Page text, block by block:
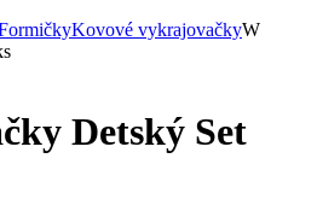
Kovové vykrajovačkyW
Detský Set